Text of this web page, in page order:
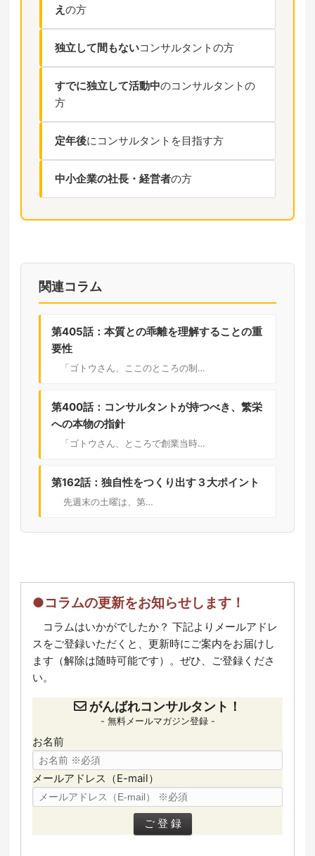
えの方
独立して間もないコンサルタントの方
すでに独立して活動中のコンサルタントの
方
定年後にコンサルタントを目指す方
中小企業の社長・経営者の方
関連コラム
第405話：本質との乖離を理解することの重
要性
「ゴトウさん、ここのところの制…
第400話：コンサルタントが持つべき、繁栄
への本物の指針
「ゴトウさん、ところで創業当時…
第162話：独自性をつくり出す３大ポイント
先週末の土曜は、第…
●コラムの更新をお知らせします！
コラムはいかがでしたか？ 下記よりメールアドレ
スをご登録いただくと、更新時にご案内をお届けし
ます（解除は随時可能です）。ぜひ、ご登録くださ
い。
がんばれコンサルタント！
- 無料メールマガジン登録 -
お名前
メールアドレス（E-mail）